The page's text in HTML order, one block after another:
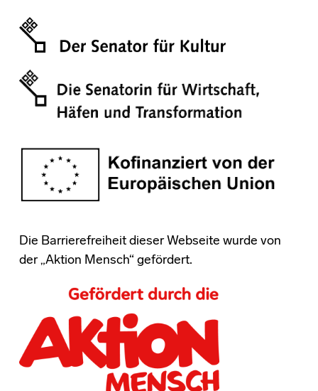
Die Barrierefreiheit dieser Webseite wurde von
der „Aktion Mensch“ gefördert.